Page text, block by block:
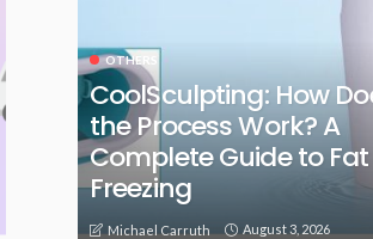
OTHERS
CoolSculpting: How
the Process Work? A
Complete Guide to Fat
Freezing
Michael Carruth August 3, 2026